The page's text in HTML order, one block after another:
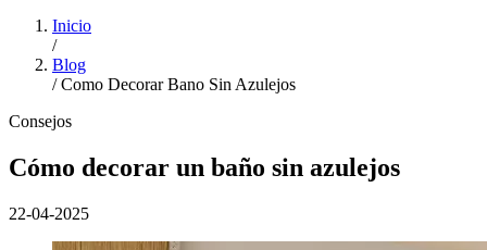
Inicio
/
Blog
/ Como Decorar Bano Sin Azulejos
Consejos
Cómo decorar un baño sin azulejos
22-04-2025